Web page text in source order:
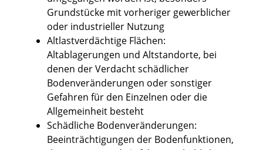
Grundstücke mit vorheriger gewerblicher
oder industrieller Nutzung
Altlastverdächtige Flächen:
Altablagerungen und Altstandorte, bei
denen der Verdacht schädlicher
Bodenveränderungen oder sonstiger
Gefahren für den Einzelnen oder die
Allgemeinheit besteht
Schädliche Bodenveränderungen:
Beeinträchtigungen der Bodenfunktionen,